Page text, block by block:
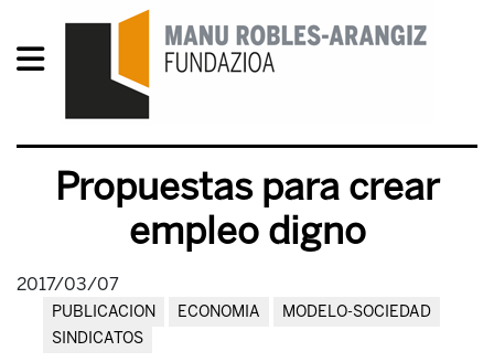
Propuestas para crear
empleo digno
2017/03/07
PUBLICACION ECONOMIA
MODELO-SOCIEDAD
SINDICATOS